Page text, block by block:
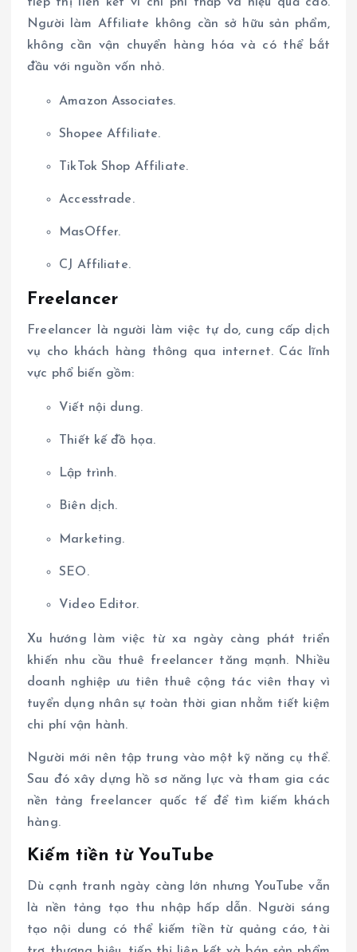
Người làm Affiliate không cần sở hữu sản phẩm,
không cần vận chuyển hàng hóa và có thể bắt
đầu với nguồn vốn nhỏ.
Amazon Associates.
Shopee Affiliate.
TikTok Shop Affiliate.
Accesstrade.
MasOffer.
CJ Affiliate.
Freelancer
Freelancer là người làm việc tự do, cung cấp dịch
vụ cho khách hàng thông qua internet. Các lĩnh
vực phổ biến gồm:
Viết nội dung.
Thiết kế đồ họa.
Lập trình.
Biên dịch.
Marketing.
SEO.
Video Editor.
Xu hướng làm việc từ xa ngày càng phát triển
khiến nhu cầu thuê freelancer tăng mạnh. Nhiều
doanh nghiệp ưu tiên thuê cộng tác viên thay vì
tuyển dụng nhân sự toàn thời gian nhằm tiết kiệm
chi phí vận hành.
Người mới nên tập trung vào một kỹ năng cụ thể.
Sau đó xây dựng hồ sơ năng lực và tham gia các
nền tảng freelancer quốc tế để tìm kiếm khách
hàng.
Kiếm tiền từ YouTube
Dù cạnh tranh ngày càng lớn nhưng YouTube vẫn
là nền tảng tạo thu nhập hấp dẫn. Người sáng
tạo nội dung có thể kiếm tiền từ quảng cáo, tài